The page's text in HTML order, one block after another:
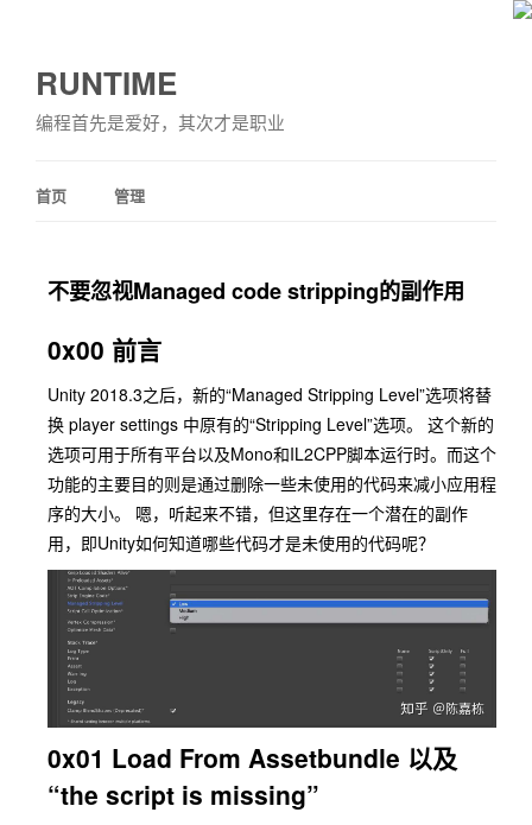
RUNTIME
编程首先是爱好，其次才是职业
首页 管理
不要忽视Managed code stripping的副作用
0x00 前言
Unity 2018.3之后，新的“Managed Stripping Level”选项将替
换 player settings 中原有的“Stripping Level”选项。 这个新的
选项可用于所有平台以及Mono和IL2CPP脚本运行时。而这个
功能的主要目的则是通过删除一些未使用的代码来减小应用程
序的大小。 嗯，听起来不错，但这里存在一个潜在的副作
用，即Unity如何知道哪些代码才是未使用的代码呢？
0x01 Load From Assetbundle 以及
“the script is missing”